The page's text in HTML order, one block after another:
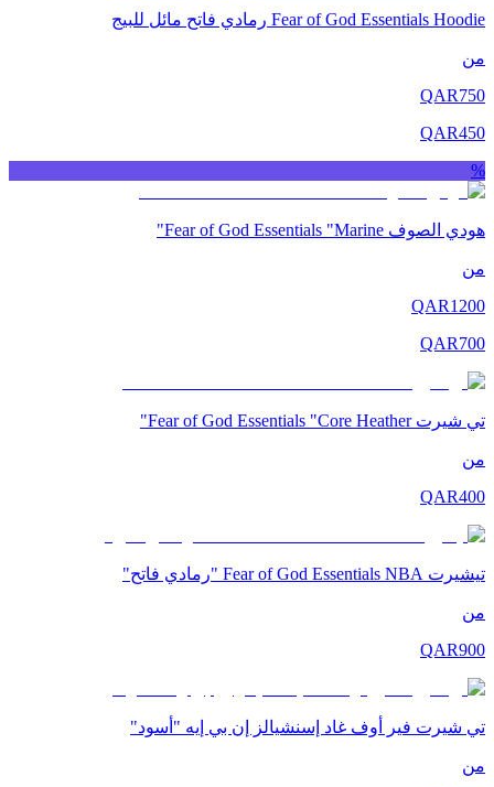
Fear of God Essentials Hoodie رمادي فاتح مائل للبيج
من
QAR750
QAR450
%
هودي الصوف Fear of God Essentials "Marine"
من
QAR1200
QAR700
تي شيرت Fear of God Essentials "Core Heather"
من
QAR400
تيشيرت Fear of God Essentials NBA "رمادي فاتح"
من
QAR900
تي شيرت فير أوف غاد إسنشيالز إن بي إيه "أسود"
من